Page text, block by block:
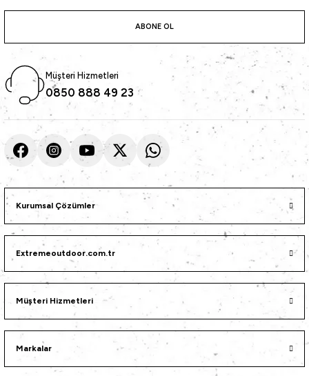
· Ekipman
Çantası
Malzemeleri
Minder)
Woodland
Kalma Ürünleri
ABONE OL
Müşteri Hizmetleri
0850 888 49 23
Kurumsal Çözümler
Extremeoutdoor.com.tr
Müşteri Hizmetleri
Markalar